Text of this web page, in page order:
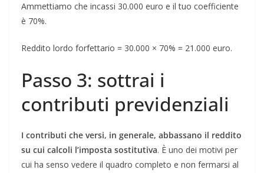
Ammettiamo che incassi 30.000 euro e il tuo coefficiente
è 70%.
Reddito lordo forfettario = 30.000 × 70% = 21.000 euro.
Passo 3: sottrai i
contributi previdenziali
I contributi che versi, in generale, abbassano il reddito
su cui calcoli l’imposta sostitutiva. È uno dei motivi per
cui ha senso vedere il quadro completo e non fermarsi al